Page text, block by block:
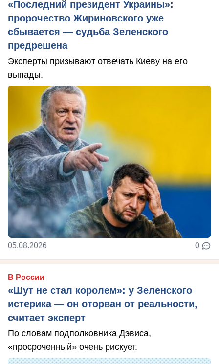
«Последний президент Украины»:
пророчество Жириновского уже
сбывается — судьба Зеленского
предрешена
Эксперты призывают отвечать Киеву на его
выпады.
05.08.2026 0
В России
«Шут не стал королем»: у Зеленского
истерика — он оторван от реальности,
считает эксперт
По словам подполковника Дэвиса,
«просроченный» очень рискует.